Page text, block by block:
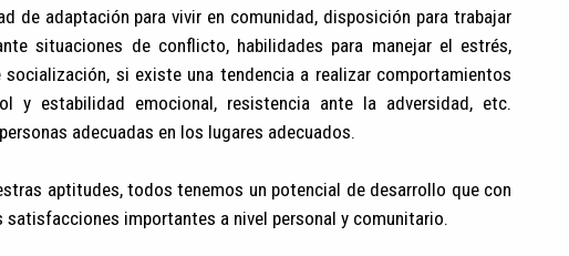
de adaptación para vivir en comunidad, disposición para trabajar
situaciones de conflicto, habilidades para manejar el estrés,
si existe una tendencia a realizar comportamientos
y estabilidad emocional, resistencia ante la adversidad, etc.
adecuadas en los lugares adecuados.
aptitudes, todos tenemos un potencial de desarrollo que con
satisfacciones importantes a nivel personal y comunitario.